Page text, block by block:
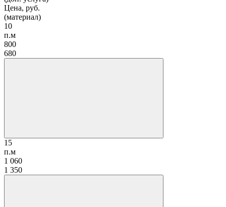
Цена, руб.
(материал)
10
п.м
800
680
15
п.м
1 060
1 350